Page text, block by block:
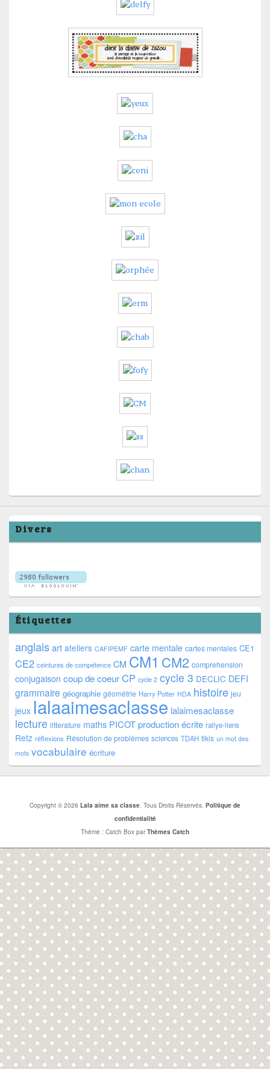
Divers
Étiquettes
anglaisart ateliers CAFIPEMF carte mentale cartes mentales CE1
CE2 ceintures de compétence CM CM1 CM2 comprehension
conjugaison coup de coeurCP cycle 2 cycle 3 DECLIC DEFI
grammaire géographie géométrie Harry Potter HDA histoire jeu
jeux lalaaimesaclasse lalaimesaclasse
lecture litterature maths PICOTproduction écrite rallye-liens
Retz réflexions Résolution de problèmes sciences TDAH tikis un mot des
mots vocabulaire écriture
Copyright © 2026 Lala aime sa classe. Tous Droits Réservés. Politique de
confidentialité
Thème : Catch Box parThèmes Catch